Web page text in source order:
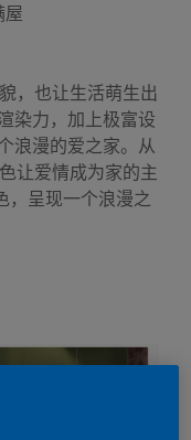
屋
，也让生活萌生出
染力，加上极富设
浪漫的爱之家。从
让爱情成为家的主
呈现一个浪漫之